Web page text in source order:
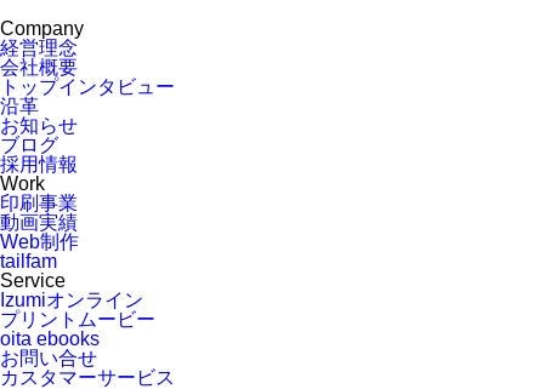
Company
経営理念
会社概要
トップインタビュー
沿革
お知らせ
ブログ
採用情報
Work
印刷事業
動画実績
Web制作
tailfam
Service
Izumiオンライン
プリントムービー
oita ebooks
お問い合せ
カスタマーサービス